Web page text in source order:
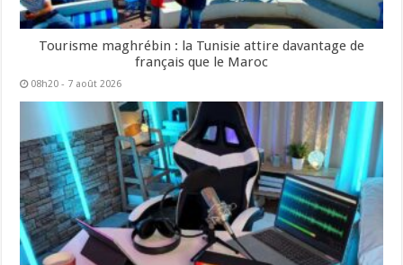
Tourisme maghrébin : la Tunisie attire davantage de
français que le Maroc
08h20 - 7 août 2026